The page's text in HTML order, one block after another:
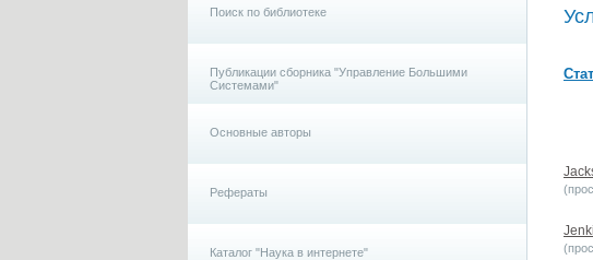
Поиск по библиотеке
Публикации сборника "Управление Большими
Системами"
Основные авторы
Рефераты
Каталог "Наука в интернете"